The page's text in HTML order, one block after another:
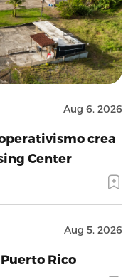
Aug 6, 2026
crea
Center
Aug 5, 2026
Rico